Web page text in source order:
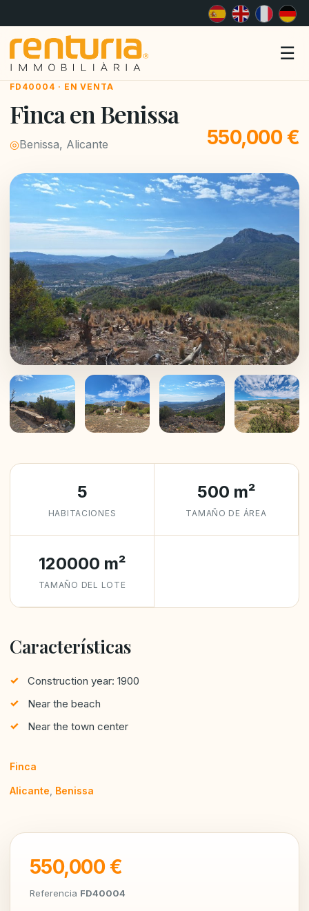
☰
FD40004 · EN VENTA
Finca en Benissa
◎Benissa, Alicante 550,000 €
5
HABITACIONES
500 m²
TAMAÑO DE ÁREA
120000 m²
TAMAÑO DEL LOTE
Características
Construction year: 1900
Near the beach
Near the town center
Finca
Alicante Benissa
550,000 €
Referencia FD40004